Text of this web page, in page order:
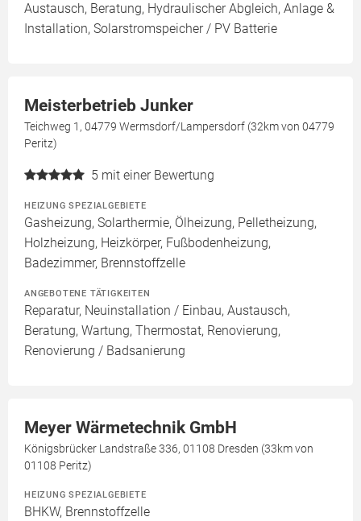
Austausch, Beratung, Hydraulischer Abgleich, Anlage &
Installation, Solarstromspeicher / PV Batterie
Meisterbetrieb Junker
Teichweg 1, 04779 Wermsdorf/Lampersdorf (32km von 04779
Peritz)
5 mit einer Bewertung
HEIZUNG SPEZIALGEBIETE
Gasheizung, Solarthermie, Ölheizung, Pelletheizung,
Holzheizung, Heizkörper, Fußbodenheizung,
Badezimmer, Brennstoffzelle
ANGEBOTENE TÄTIGKEITEN
Reparatur, Neuinstallation / Einbau, Austausch,
Beratung, Wartung, Thermostat, Renovierung,
Renovierung / Badsanierung
Meyer Wärmetechnik GmbH
Königsbrücker Landstraße 336, 01108 Dresden (33km von
01108 Peritz)
HEIZUNG SPEZIALGEBIETE
BHKW, Brennstoffzelle